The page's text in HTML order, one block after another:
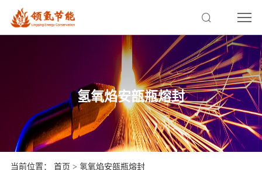
氢氧焰安瓿瓶熔封
当前位置： 首页 > 氢氧焰安瓿瓶熔封